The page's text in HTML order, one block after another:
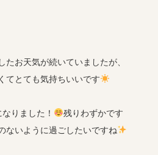
たお天気が続いていましたが、
てとても気持ちいいです
りました！
残りわずかです
ないように過ごしたいですね